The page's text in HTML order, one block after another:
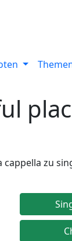
cappella zu